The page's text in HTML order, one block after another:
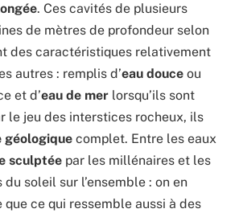
. Ces cavités de plusieurs
de mètres de profondeur selon
des caractéristiques relativement
autres : remplis d’eau douce ou
et d’eau de mer lorsqu’ils sont
le jeu des interstices rocheux, ils
géologique complet. Entre les eaux
sculptée par les millénaires et les
soleil sur l’ensemble : on en
ce qui ressemble aussi à des